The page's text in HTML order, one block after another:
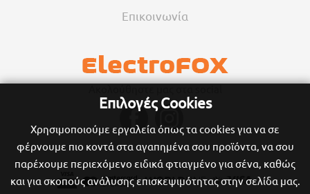
Επικοινωνία
Επιλογές Cookies
Χρησιμοποιούμε εργαλεία όπως τα cookies για να σε
φέρνουμε πιο κοντά στα αγαπημένα σου προϊόντα, να σου
παρέχουμε περιεχόμενο ειδικά φτιαγμένο για σένα, καθώς
και για σκοπούς ανάλυσης επισκεψιμότητας στην σελίδα μας.